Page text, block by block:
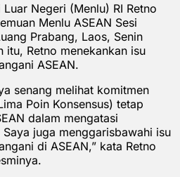
Negeri (Menlu) RI Retno
Menlu ASEAN Sesi
Prabang, Laos, Senin
itu, Retno menekankan isu
ASEAN.
senang melihat komitmen
Poin Konsensus) tetap
dalam mengatasi
juga menggarisbawahi isu
di ASEAN,” kata Retno